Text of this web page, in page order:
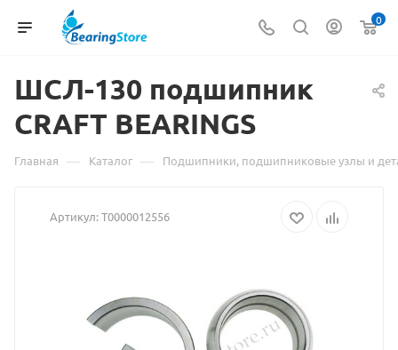
0
ШСЛ-130 Материал
о
товаре
подшипник
BEARINGS
взят
подшипник
CRAFT BEARINGS
Главная — Каталог — Подшипники, подшипниковые узлы и
Артикул:Т0000012556